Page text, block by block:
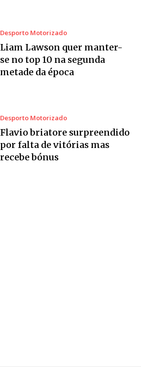
Desporto Motorizado
Liam Lawson quer manter-
se no top 10 na segunda
metade da época
Desporto Motorizado
Flavio briatore surpreendido
por falta de vitórias mas
recebe bónus